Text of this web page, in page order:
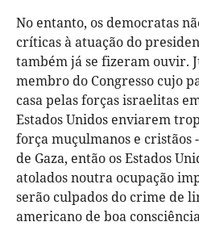
No entanto, os democratas
críticas à atuação do
também já se fizeram ouvir.
membro do Congresso cujo
casa pelas forças israelitas
Estados Unidos enviarem
força muçulmanos e cristãos
de Gaza, então os Estados
atolados noutra ocupação
serão culpados do crime de
americano de boa